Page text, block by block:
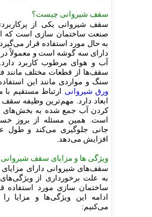
سقف شیروانی چیست؟
سقف شیروانی یکی از
صنعت ساختمان سازی است که
به حال مورد استفاده قرار
دارای سه گوشه است و معمولاً
آب و هوای مرطوب کاربرد دارد.
سقف‌ها از قطعات مختلف مانند
سنگ و مواردی مانند این
ورق شیروانی ارتباط مستقیم با
ابعاد دارد. مهم‌ترین وظیفه
کردن آب جمع شده به بخش‌های
است. همین مسئله از بروز
جانی جلوگیری می‌کند و طول
افزایش می‌دهد.
ویژگی ها و مزایای سقف شیروانی
سقف‌های شیروانی دارای مزایای
به علت برخورداری از
ساختمان سازی مورد استفاده
ادامه این ویژگی‌ها و مزایا
می‌کنیم: